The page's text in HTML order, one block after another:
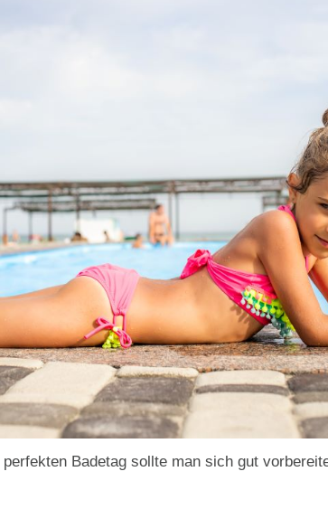
perfekten Badetag sollte man sich gut